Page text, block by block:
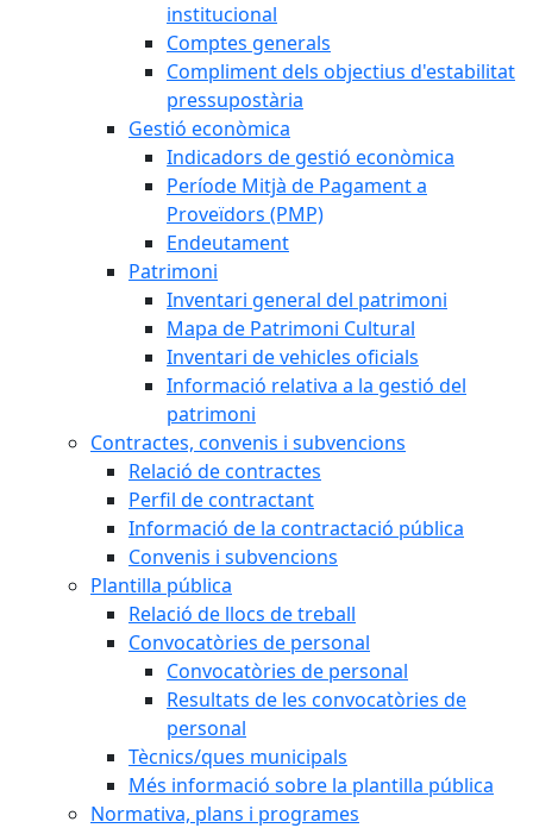
institucional
Comptes generals
Compliment dels objectius d'estabilitat
pressupostària
Gestió econòmica
Indicadors de gestió econòmica
Període Mitjà de Pagament a
Proveïdors (PMP)
Endeutament
Patrimoni
Inventari general del patrimoni
Mapa de Patrimoni Cultural
Inventari de vehicles oficials
Informació relativa a la gestió del
patrimoni
Contractes, convenis i subvencions
Relació de contractes
Perfil de contractant
Informació de la contractació pública
Convenis i subvencions
Plantilla pública
Relació de llocs de treball
Convocatòries de personal
Convocatòries de personal
Resultats de les convocatòries de
personal
Tècnics/ques municipals
Més informació sobre la plantilla pública
Normativa, plans i programes